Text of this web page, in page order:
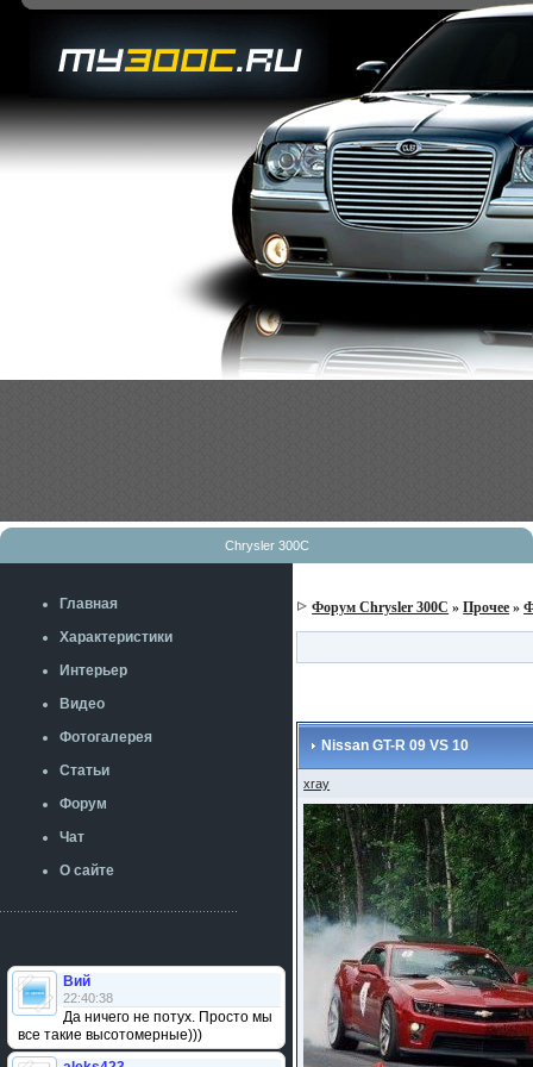
Chrysler 300C
Главная
Характеристики
Интерьер
Видео
Фотогалерея
Статьи
Форум
Чат
О сайте
Вий
22:40:38
Да ничего не потух. Просто мы
все такие высотомерные)))
Форум Chrysler 300C »Прочее »
Nissan GT-R 09 VS 10
xray